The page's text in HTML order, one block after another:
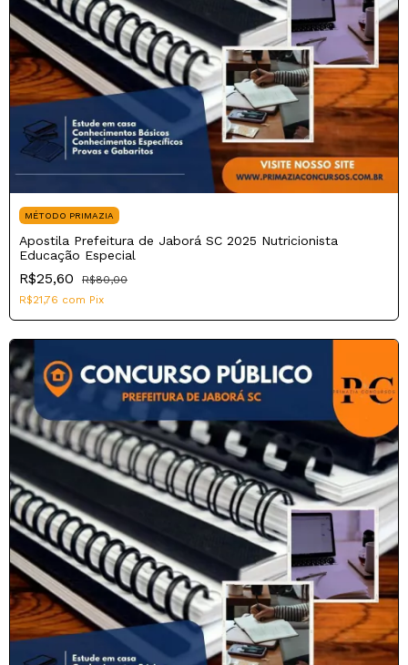
MÉTODO PRIMAZIA
Apostila Prefeitura de Jaborá SC 2025 Nutricionista
Educação Especial
R$25,60
R$80,00
R$21,76 com Pix